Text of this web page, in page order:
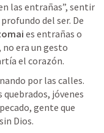
las entrañas”, sentir
del ser. De
es entrañas o
era un gesto
el corazón.
por las calles.
jóvenes
gente que
Dios.